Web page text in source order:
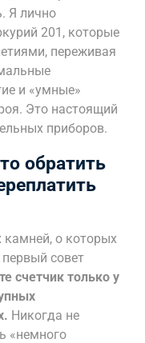
Я лично
201, которые
переживая
и «умные»
Это настоящий
приборов.
обратить
камней, о которых
совет
счетчик только у
Никогда не
«немного